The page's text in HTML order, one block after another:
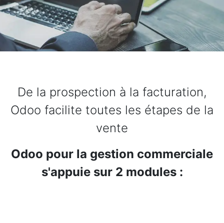
De la prospection à la facturation,
Odoo facilite toutes les étapes de la
vente
Odoo pour la gestion commerciale
s'appuie sur 2 modules :